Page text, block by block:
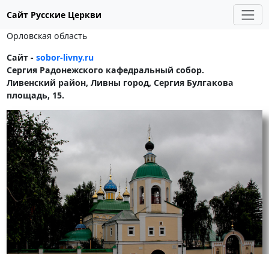
Сайт Русские Церкви
Орловская область
Сайт - sobor-livny.ru
Сергия Радонежского кафедральный собор.
Ливенский район, Ливны город, Сергия Булгакова
площадь, 15.